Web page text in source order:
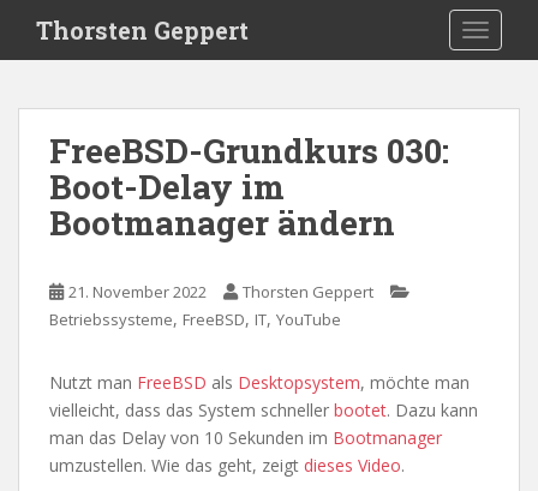
i
Thorsten Geppert
FreeBSD-Grundkurs 030:
Boot-Delay im
Bootmanager ändern
21. November 2022
Thorsten Geppert
Betriebssysteme, FreeBSD, IT, YouTube
Nutzt man FreeBSD als Desktopsystem, möchte man
vielleicht, dass das System schneller bootet. Dazu kann
man das Delay von 10 Sekunden im Bootmanager
umzustellen. Wie das geht, zeigt dieses Video.